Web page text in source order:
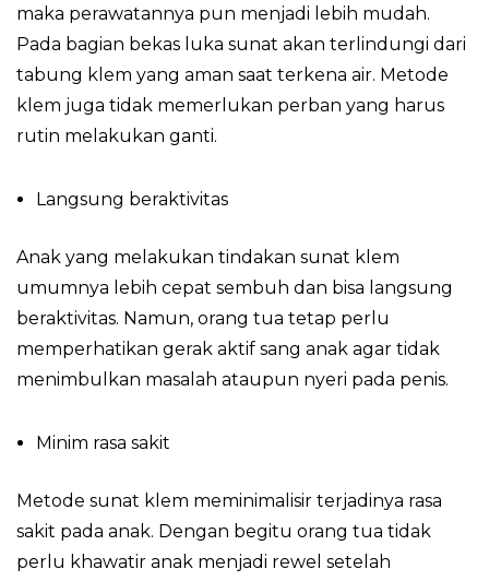
maka perawatannya pun menjadi lebih mudah.
Pada bagian bekas luka sunat akan terlindungi dari
tabung klem yang aman saat terkena air. Metode
klem juga tidak memerlukan perban yang harus
rutin melakukan ganti.
Langsung beraktivitas
Anak yang melakukan tindakan sunat klem
umumnya lebih cepat sembuh dan bisa langsung
beraktivitas. Namun, orang tua tetap perlu
memperhatikan gerak aktif sang anak agar tidak
menimbulkan masalah ataupun nyeri pada penis.
Minim rasa sakit
Metode sunat klem meminimalisir terjadinya rasa
sakit pada anak. Dengan begitu orang tua tidak
perlu khawatir anak menjadi rewel setelah